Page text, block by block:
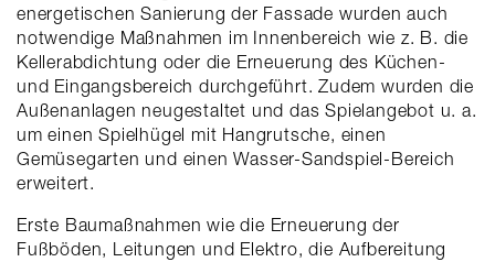
energetischen Sanierung der Fassade wurden auch
notwendige Maßnahmen im Innenbereich wie z. B. die
Kellerabdichtung oder die Erneuerung des Küchen-
und Eingangsbereich durchgeführt. Zudem wurden die
Außenanlagen neugestaltet und das Spielangebot u. a.
um einen Spielhügel mit Hangrutsche, einen
Gemüsegarten und einen Wasser-Sandspiel-Bereich
erweitert.
Erste Baumaßnahmen wie die Erneuerung der
Fußböden, Leitungen und Elektro, die Aufbereitung